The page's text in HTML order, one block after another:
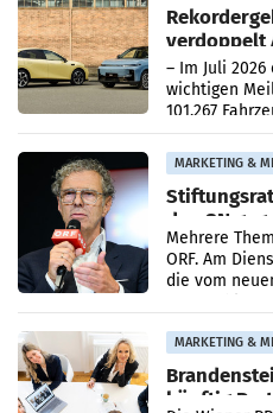
verdoppelt
– Im Juli
wichtigen
101.267
Ergebnis
verdoppelte
MARKETING &
den SN
Mehrere
ORF. Am
die vom
MARKETING &
künftig